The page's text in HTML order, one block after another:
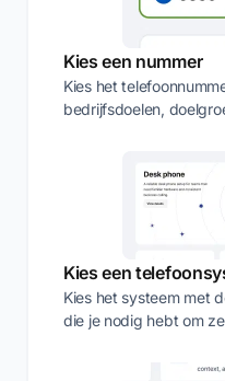
Kies een nummer
Kies het
bedrijfsdoelen,
Kies een
Kies het systeem met
die je nodig hebt om